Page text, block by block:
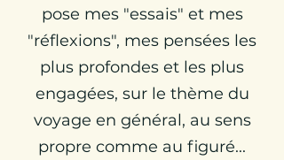
pose mes "essais" et mes
"réflexions", mes pensées les
plus profondes et les plus
engagées, sur le thème du
voyage en général, au sens
propre comme au figuré...